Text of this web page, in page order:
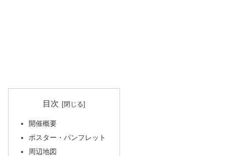
目次
開催概要
ポスター・パンフレット
周辺地図